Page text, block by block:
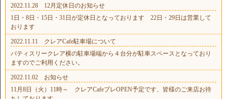
2022.11.28 12月定休日のお知らせ
1日・8日・15日・31日が定休日となっております 22日・29日は営業して
おります
2022.11.11 クレアCafe駐車場について
パティスリークレア横の駐車場端から４台分が駐車スペースとなっており
ますのでご利用ください。
2022.11.02 お知らせ
11月8日（火）11時～ クレアCafeプレOPEN予定です、皆様のご来店お待